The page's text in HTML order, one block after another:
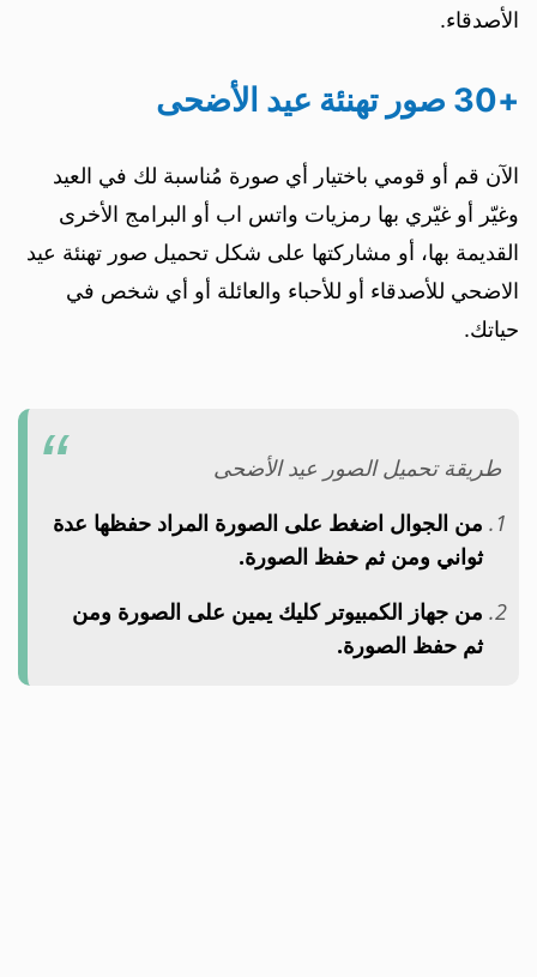
الأصدقاء.
+30 صور تهنئة عيد الأضحى
الآن قم أو قومي باختيار أي صورة مُناسبة لك في العيد
وغيّر أو غيّري بها رمزيات واتس اب أو البرامج الأخرى
القديمة بها، أو مشاركتها على شكل تحميل صور تهنئة عيد
الاضحي للأصدقاء أو للأحباء والعائلة أو أي شخص في
حياتك.
طريقة تحميل الصور عيد الأضحى
من الجوال اضغط على الصورة المراد حفظها عدة
ثواني ومن ثم حفظ الصورة.
من جهاز الكمبيوتر كليك يمين على الصورة ومن
ثم حفظ الصورة.